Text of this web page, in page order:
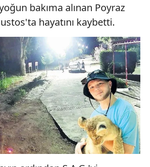
bakıma alınan Poyraz
hayatını kaybetti.